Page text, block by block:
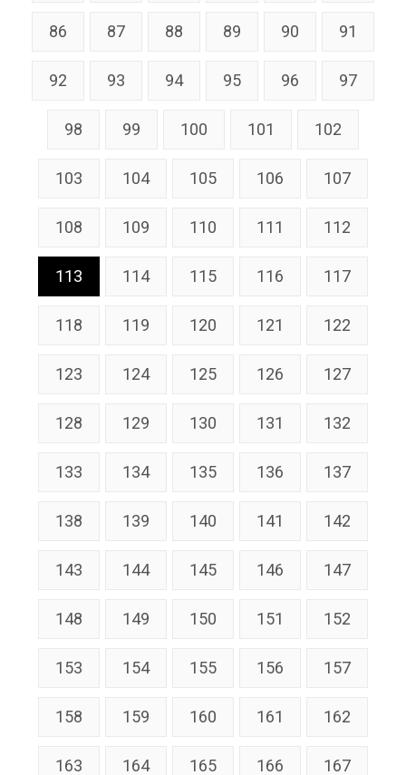
86 87 88 89 90 91
92 93 94 95 96 97
98 99 100 101 102
103 104 105 106 107
108 109 110 111 112
113 114 115 116 117
118 119 120 121 122
123 124 125 126 127
128 129 130 131 132
133 134 135 136 137
138 139 140 141 142
143 144 145 146 147
148 149 150 151 152
153 154 155 156 157
158 159 160 161 162
163 164 165 166 167